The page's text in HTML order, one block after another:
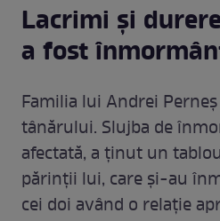
Lacrimi și
a fost
Familia lui Andrei
tânărului. Slujba de
afectată, a ținut un
părinții lui, care și-au
cei doi având o relație